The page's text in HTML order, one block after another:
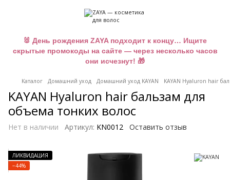
🐰 День рождения ZAYA подходит к концу… Ищите
скрытые промокоды на сайте — через несколько часов
они исчезнут! 🎁
Каталог Домашний уход Домашний уход KAYAN KAYAN Hyaluron hair
KAYAN Hyaluron hair бальзам для
объема тонких волос
Нет в наличии Артикул: KN0012 Оставить отзыв
ЛИКВИДАЦИЯ
−44%